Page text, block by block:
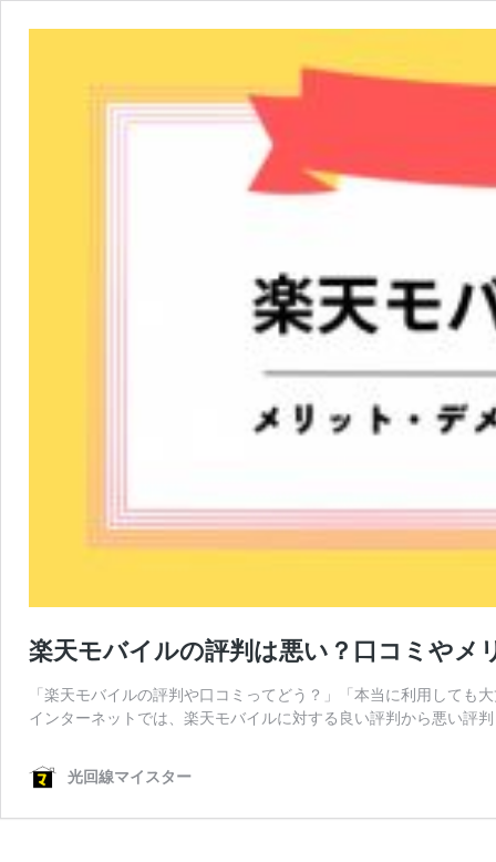
楽天モバイルの評判は悪い？口コミやメ
「楽天モバイルの評判や口コミってどう？」「本当に利用して
インターネットでは、楽天モバイルに対する良い評判から悪い評
光回線マイスター